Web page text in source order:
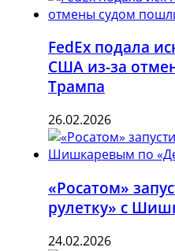
FedEx подала
США из-за
Трампа
26.02.2026
«Росатом»
рулетку» с
24.02.2026